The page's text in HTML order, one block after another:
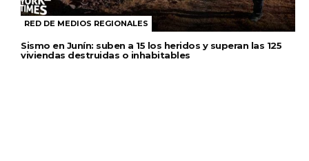
RED DE MEDIOS REGIONALES
Sismo en Junín: suben a 15 los heridos y superan las 125
viviendas destruidas o inhabitables